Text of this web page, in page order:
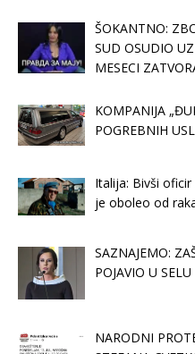
ŠOKANTNO:
SUD OSUDIO
MESECI
KOMPANIJA
POGREBNIH
Italija: Bivši
je oboleo od
SAZNAJEMO:
POJAVIO U
NARODNI